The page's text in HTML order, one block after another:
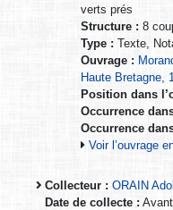
verts prés
Structure : 8
Type : Texte,
Ouvrage :
Haute Bretagne,
Position dans
Occurrence
Occurrence
Voir l’ouvrage
Collecteur : ORAIN
Date de collecte :